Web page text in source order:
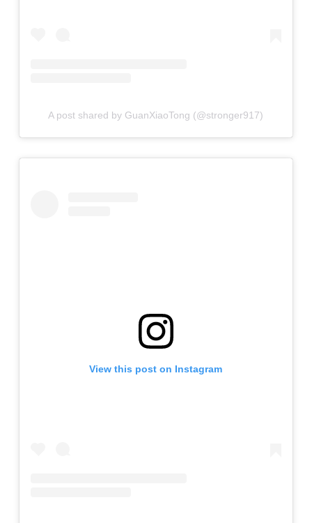
A post shared by GuanXiaoTong (@stronger917)
View this post on Instagram